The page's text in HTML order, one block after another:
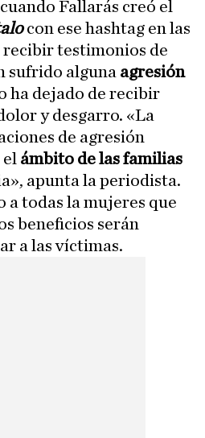
Fallarás creó el
con ese hashtag en las
recibir testimonios de
sufrido alguna agresión
ha dejado de recibir
y desgarro. «La
de agresión
ámbito de las familias
apunta la periodista.
a todas la mujeres que
beneficios serán
a las víctimas.